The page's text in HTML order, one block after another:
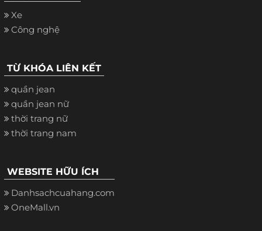
Xe
Công nghệ
TỪ KHÓA LIÊN KẾT
quần jean
quần jean nữ
thời trang nữ
thời trang nam
WEBSITE HỮU ÍCH
Danhsachcuahang.com
OneMall.vn